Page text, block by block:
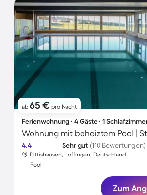
ab 65 € pro Nacht
Ferienwohnung ∙ 4 Gäste ∙ 1
4.4 Sehr gut (110 Bewertungen)
Dittishausen, Löffingen, Deutschland
Pool
Zum